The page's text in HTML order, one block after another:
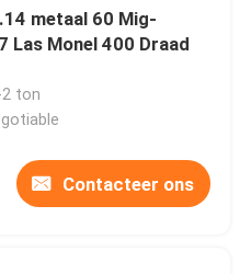
metaal 60 Mig-
Las Monel 400 Draad
2 ton
Contacteer ons